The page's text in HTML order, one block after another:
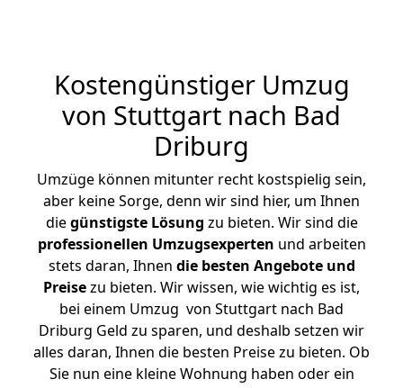
Kostengünstiger Umzug
von Stuttgart nach Bad
Driburg
Umzüge können mitunter recht kostspielig sein,
aber keine Sorge, denn wir sind hier, um Ihnen
diegünstigste Lösung zu bieten. Wir sind die
professionellen Umzugsexperten und arbeiten
stets daran, Ihnen die besten Angebote und
Preisezu bieten. Wir wissen, wie wichtig es ist,
bei einem Umzug von Stuttgart nach Bad
Driburg Geld zu sparen, und deshalb setzen wir
alles daran, Ihnen die besten Preise zu bieten. Ob
Sie nun eine kleine Wohnung haben oder ein